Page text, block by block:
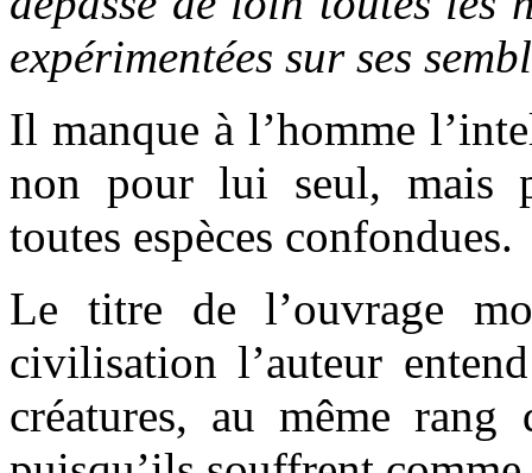
expérimentées sur ses
Il manque à l’homme
non pour lui seul, mais
toutes espèces confondues.
Le titre de l’ouvrage
civilisation l’auteur
créatures, au même rang